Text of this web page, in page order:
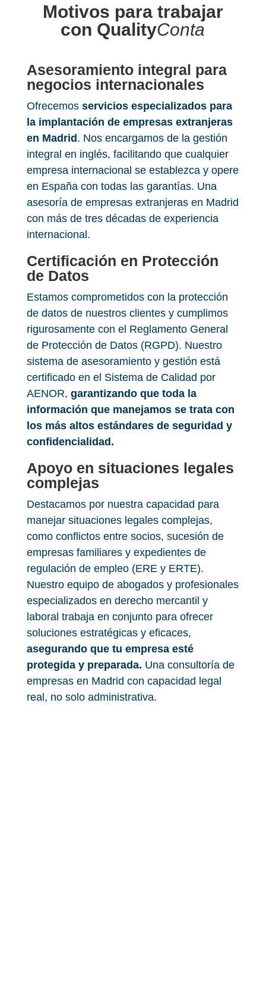
Motivos para trabajar
con QualityConta
Asesoramiento integral para
negocios internacionales
Ofrecemos servicios especializados para
la implantación de empresas extranjeras
en Madrid. Nos encargamos de la gestión
integral en inglés, facilitando que cualquier
empresa internacional se establezca y opere
en España con todas las garantías. Una
asesoría de empresas extranjeras en Madrid
con más de tres décadas de experiencia
internacional.
Certificación en Protección
de Datos
Estamos comprometidos con la protección
de datos de nuestros clientes y cumplimos
rigurosamente con el Reglamento General
de Protección de Datos (RGPD). Nuestro
sistema de asesoramiento y gestión está
certificado en el Sistema de Calidad por
AENOR, garantizando que toda la
información que manejamos se trata con
los más altos estándares de seguridad y
confidencialidad​.
Apoyo en situaciones legales
complejas
Destacamos por nuestra capacidad para
manejar situaciones legales complejas,
como conflictos entre socios, sucesión de
empresas familiares y expedientes de
regulación de empleo (ERE y ERTE).
Nuestro equipo de abogados y profesionales
especializados en derecho mercantil y
laboral trabaja en conjunto para ofrecer
soluciones estratégicas y eficaces,
asegurando que tu empresa esté
protegida y preparada. Una consultoría de
empresas en Madrid con capacidad legal
real, no solo administrativa.